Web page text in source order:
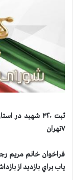
۷تهران
فراخوان خانم مريم
ياب براي بازديد از